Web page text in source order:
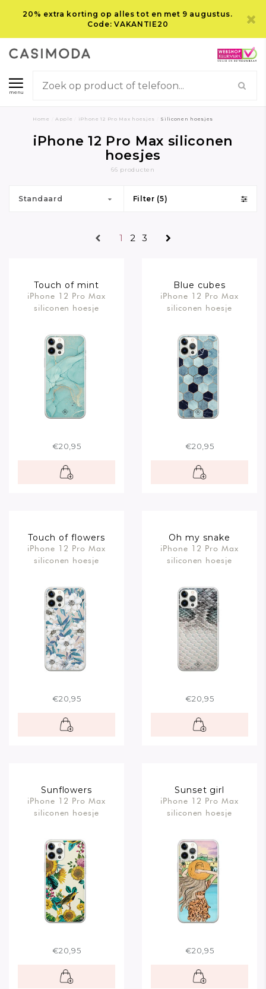
20% extra korting op alles tot en met 9 augustus.
Code: VAKANTIE20
menu
Home Apple iPhone 12 Pro Max hoesjes Siliconen hoesjes
iPhone 12 Pro Max siliconen
hoesjes
66 producten
Standaard Filter (5)
1 2 3
Touch of mint
iPhone 12 Pro Max
siliconen hoesje
€20,95
Blue cubes
iPhone 12 Pro Max
siliconen hoesje
€20,95
Touch of flowers
iPhone 12 Pro Max
siliconen hoesje
€20,95
Oh my snake
iPhone 12 Pro Max
siliconen hoesje
€20,95
Sunflowers
iPhone 12 Pro Max
siliconen hoesje
€20,95
Sunset girl
iPhone 12 Pro Max
siliconen hoesje
€20,95